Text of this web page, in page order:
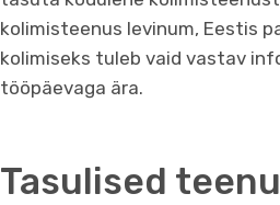
kolimisteenus levinum, Eestis
kolimiseks tuleb vaid vastav
tööpäevaga ära.
Tasulised